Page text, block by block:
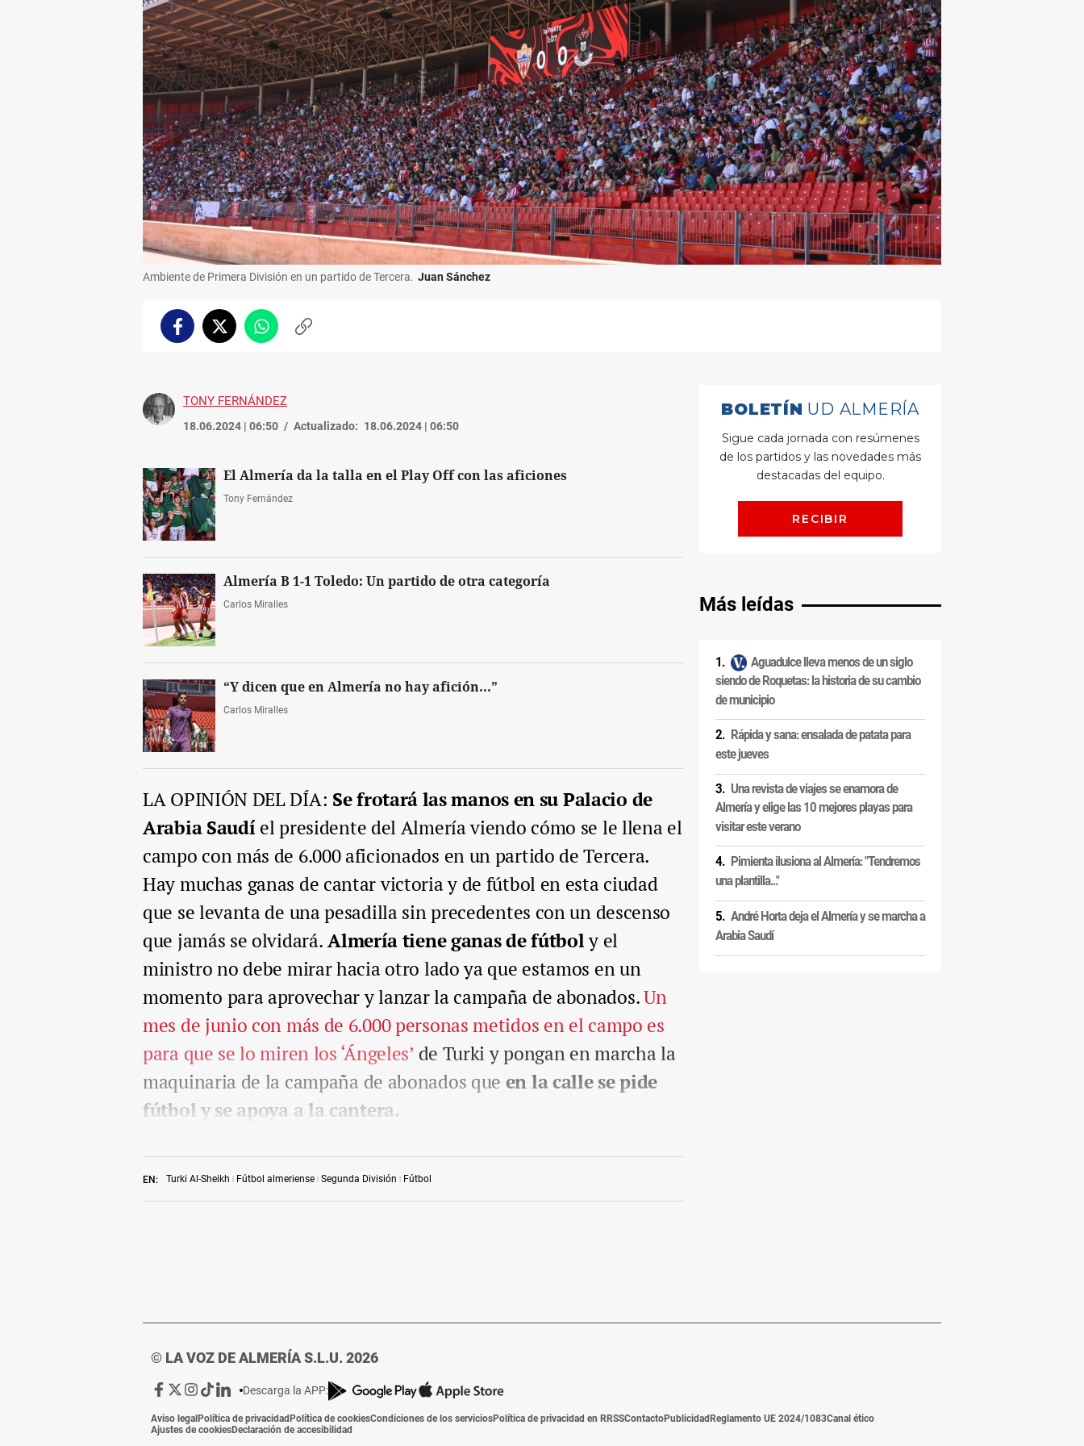
Ambiente de Primera División en un partido de Tercera. Juan Sánchez
FacebookTwitterWhatsappCopiar
TONY FERNÁNDEZ
18.06.2024 | 06:50 Actualizado: 18.06.2024 | 06:50
EN: Turki Al-Sheikh Fútbol almeriense Segunda División Fútbol
El Almería da la talla en el Play Off con las aficiones
Tony Fernández
Almería B 1-1 Toledo: Un partido de otra categoría
Carlos Miralles
“Y dicen que en Almería no hay afición...”
Carlos Miralles
LA OPINIÓN DEL DÍA: Se frotará las manos en su Palacio de
Arabia Saudí el presidente del Almería viendo cómo se le llena el
campo con más de 6.000 aficionados en un partido de Tercera.
Hay muchas ganas de cantar victoria y de fútbol en esta ciudad
que se levanta de una pesadilla sin precedentes con un descenso
que jamás se olvidará.Almería tiene ganas de fútboly el
ministro no debe mirar hacia otro lado ya que estamos en un
momento para aprovechar y lanzar la campaña de abonados.Un
mes de junio con más de 6.000 personas metidos en el campo es
para que se lo miren los ‘Ángeles’ de Turki y pongan en marcha la
maquinaria de la campaña de abonados que en la calle se pide
fútbol y se apoya a la cantera.
Más leídas
Aguadulce lleva menos de un siglo
siendo de Roquetas: la historia de su cambio
de municipio
Rápida y sana: ensalada de patata para
este jueves
Una revista de viajes se enamora de
Almería y elige las 10 mejores playas para
visitar este verano
Pimienta ilusiona al Almería: "Tendremos
una plantilla..."
André Horta deja el Almería y se marcha a
Arabia Saudí
© LA VOZ DE ALMERÍA S.L.U. 2026
Ir
Facebook
Ir
X
Ir
Instagram
Ir
TikTok
Ir
Linkedin
Descarga la APP:
Aviso legalPolítica de privacidadPolítica de cookiesCondiciones de los serviciosPolítica de privacidad en RRSSContactoPublicidadReglamento UE 2024/1083Canal ético
Ajustes de cookiesDeclaración de accesibilidad